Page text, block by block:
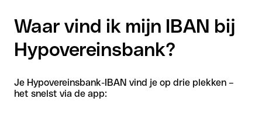
Waar vind ik mijn IBAN bij
Hypovereinsbank?
Je Hypovereinsbank-IBAN vind je op drie plekken –
het snelst via de app: